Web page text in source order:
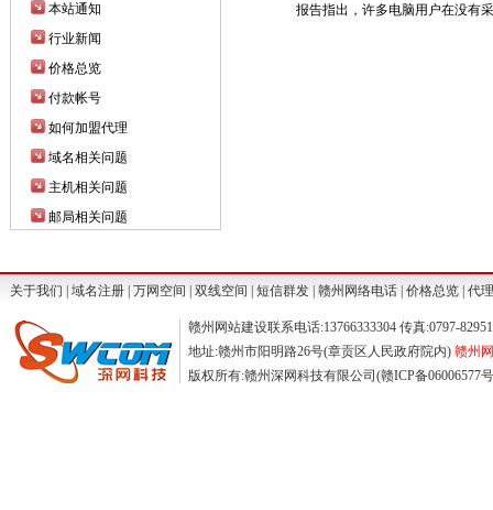
本站通知
行业新闻
价格总览
付款帐号
如何加盟代理
域名相关问题
主机相关问题
邮局相关问题
报告指出，许多电脑用户在没有采
关于我们 域名注册 万网空间 双线空间 短信群发 赣州网络电话 价格总览 代
赣州网站建设联系电话:13766333304 传真:0797-
地址:赣州市阳明路26号(章贡区人民政府院内)赣州
版权所有:赣州深网科技有限公司(赣ICP备06006577